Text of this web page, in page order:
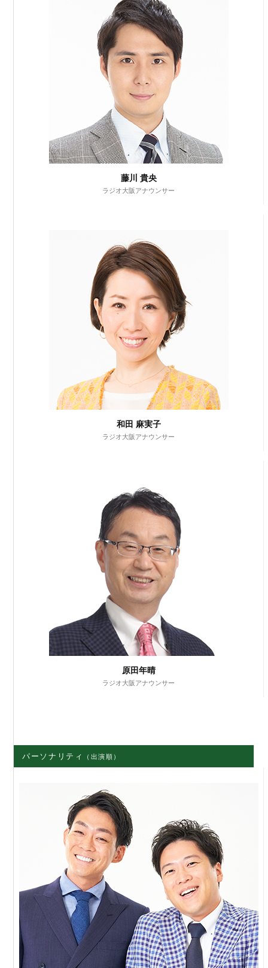
藤川 貴央
ラジオ大阪アナウンサー
和田 麻実子
ラジオ大阪アナウンサー
原田年晴
ラジオ大阪アナウンサー
パーソナリティ （出演順）